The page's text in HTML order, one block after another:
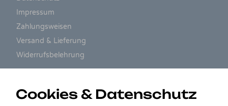
Impressum
Zahlungsweisen
Versand & Lieferung
Widerrufsbelehrung
Cookies & Datenschutz